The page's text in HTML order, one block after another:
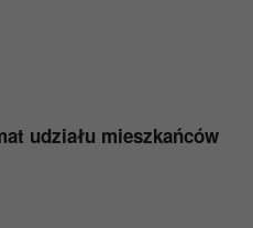
udziału mieszkańców